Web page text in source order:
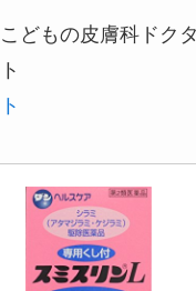
どもの皮膚科ドク